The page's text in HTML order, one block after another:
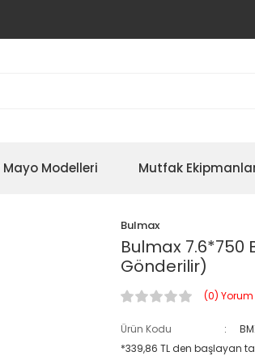
Modelleri Mutfak
Bulmax
Bulmax 7.6*750
Gönderilir)
(0) Yorum
Ürün Kodu
*339,86 TL den başlayan